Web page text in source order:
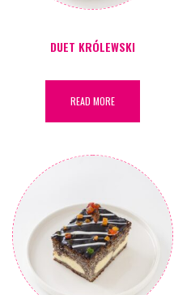
DUET KRÓLEWSKI
READ MORE